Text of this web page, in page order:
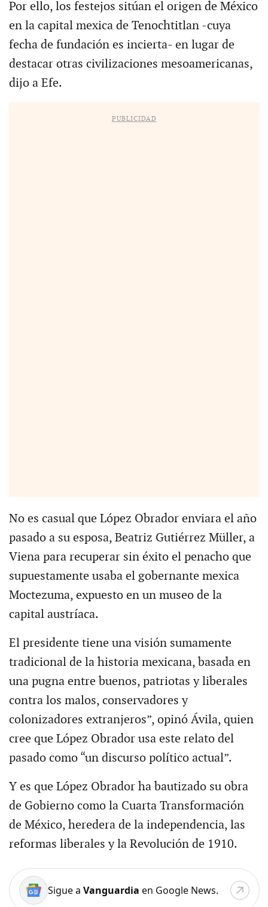
Por ello, los festejos sitúan el origen de México
en la capital mexica de Tenochtitlan -cuya
fecha de fundación es incierta- en lugar de
destacar otras civilizaciones mesoamericanas,
dijo a Efe.
PUBLICIDAD
No es casual que López Obrador enviara el año
pasado a su esposa, Beatriz Gutiérrez Müller, a
Viena para recuperar sin éxito el penacho que
supuestamente usaba el gobernante mexica
Moctezuma, expuesto en un museo de la
capital austríaca.
El presidente tiene una visión sumamente
tradicional de la historia mexicana, basada en
una pugna entre buenos, patriotas y liberales
contra los malos, conservadores y
colonizadores extranjeros”, opinó Ávila, quien
cree que López Obrador usa este relato del
pasado como “un discurso político actual”.
Y es que López Obrador ha bautizado su obra
de Gobierno como la Cuarta Transformación
de México, heredera de la independencia, las
reformas liberales y la Revolución de 1910.
Sigue a Vanguardia en Google News.